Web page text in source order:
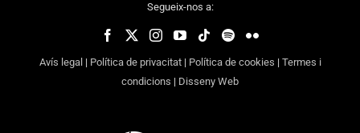
Segueix-nos a:
Avís legal | Política de privacitat| Política de cookies | Termes i
condicions | Disseny Web